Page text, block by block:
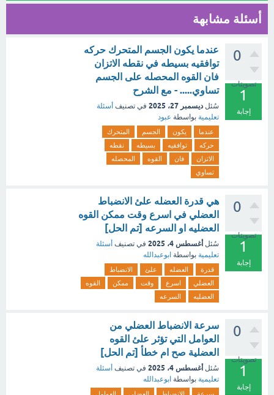
أسئلة مشابهة
0
تصويتات
1
إجابة
عندما يكون الجسم المتحرك حركه
توافقيه بسيطه في نقطه الاتزان
فان القوه المحصله على الجسم
تساوي..... - مع الشرح
سُئل ديسمبر 27، 2025 في تصنيف أسئلة
تعليمية بواسطة عبود
عندما يكون الجسم
المتحرك
حركه
توافقيه بسيطه
نقطه
الاتزان
فان القوه
المحصله
تساوي
0
تصويتات
1
إجابة
هي قدرة العضله علئ الانضباط
العضلي في اسرع وقت ممكن القوه
العضليه او السرعه [تم الحل]
سُئل أغسطس 4، 2025 في تصنيف أسئلة
تعليمية بواسطة ابوعبدالله
قدرة العضله علئ
الانضباط
العضلي
اسرع وقت ممكن
القوه
العضليه
السرعه
0
تصويتات
1
إجابة
سرعة الانضباط العضلي من
العوامل التي تؤثر علئ القوه
العضلية صح ام خطأ [تم الحل]
سُئل أغسطس 4، 2025 في تصنيف أسئلة
تعليمية بواسطة ابوعبدالله
سرعة الانضباط العضلي
العوامل